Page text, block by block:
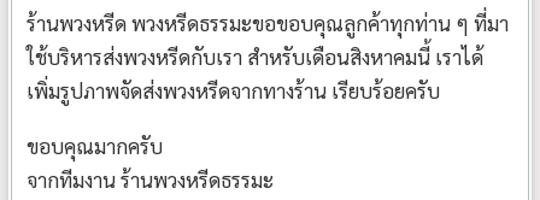
ร้านพวงหรีด พวงหรีดธรรมะขอขอบคุณลูกค้าทุกท่าน ๆ ที่มา
ใช้บริหารส่งพวงหรีดกับเรา สำหรับเดือนสิงหาคมนี้ เราได้
เพิ่มรูปภาพจัดส่งพวงหรีดจากทางร้าน เรียบร้อยครับ
ขอบคุณมากครับ
จากทีมงาน ร้านพวงหรีดธรรมะ